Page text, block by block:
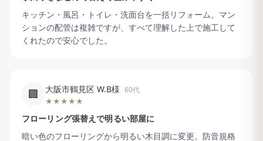
キッチン・風呂・トイレ・洗面台を一括リフォーム。マン
ションの配管は複雑ですが、すべて理解した上で施工して
くれたので安心でした。
🏢 大阪市鶴見区 W.B様 60代
★★★★★
フローリング張替えで明るい部屋に
暗い色のフローリングから明るい木目調に変更。防音規格